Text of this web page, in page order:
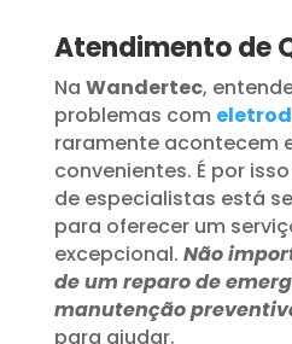
Atendimento de
Na Wandertec,
problemas com
raramente acontecem
convenientes. É por
de especialistas está
para oferecer um
excepcional. Não
de um reparo de
manutenção
para ajudar.